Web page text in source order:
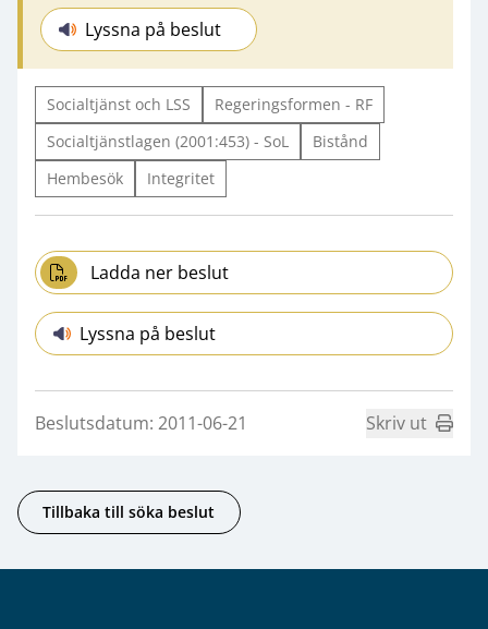
Lyssna på beslut
Socialtjänst och LSS
Regeringsformen - RF
Socialtjänstlagen (2001:453) - SoL
Bistånd
Hembesök
Integritet
Ladda ner beslut
Lyssna på beslut
Beslutsdatum: 2011-06-21 Skriv ut
Tillbaka till söka beslut